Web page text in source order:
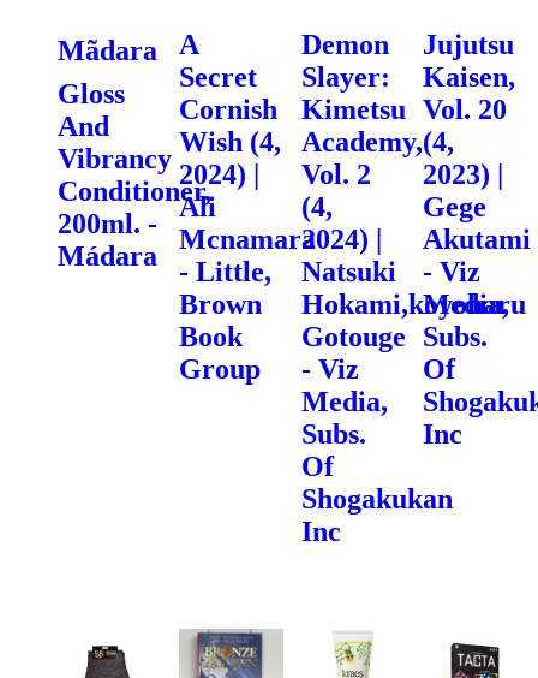
Mãdara
Gloss
And
Vibrancy
Conditioner,
200ml. -
Mádara
A
Secret
Cornish
Wish (4,
2024) |
Ali
Mcnamara
- Little,
Brown
Book
Group
Demon
Slayer:
Kimetsu
Academy,
Vol. 2
(4,
2024) |
Natsuki
Hokami,koyoharu
Gotouge
- Viz
Media,
Subs.
Of
Shogakukan
Inc
Jujutsu
Kaisen,
Vol. 20
(4,
2023) |
Gege
Akutami
- Viz
Media,
Subs.
Of
Inc